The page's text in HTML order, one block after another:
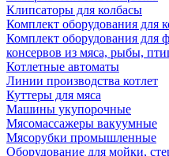
Клипсаторы для колбасы
Комплект оборудования для
Комплект оборудования для
консервов из мяса, рыбы,
Котлетные автоматы
Линии производства котлет
Куттеры для мяса
Машины укупорочные
Мясомассажеры вакуумные
Мясорубки промышленные
Оборудование для мойки,